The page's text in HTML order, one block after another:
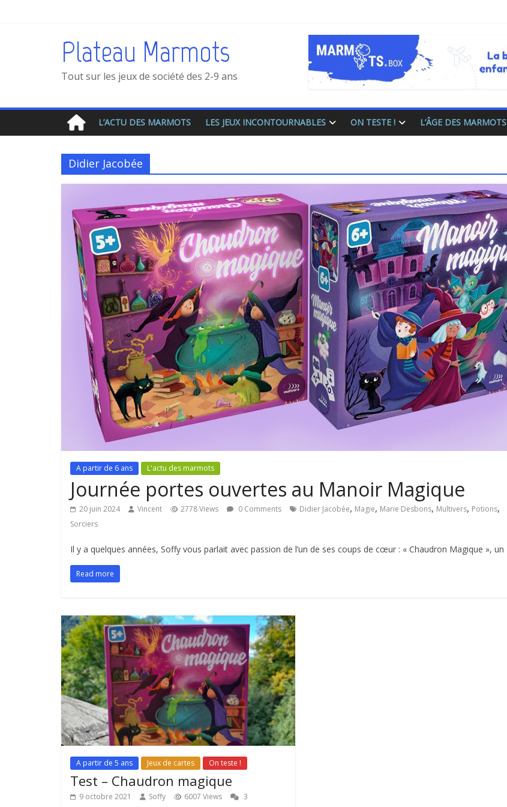
Plateau Marmots
Tout sur les jeux de société des 2-9 ans
L’ACTU DES MARMOTS LES JEUX INCONTOURNABLES ON TESTE ! L’ÂGE DES MARMOTS
Didier Jacobée
A partir de 6 ans L'actu des marmots
Journée portes ouvertes au Manoir Magique
20 juin 2024 Vincent 2778 Views 0 Comments Didier Jacobée, Magie, Marie Desbons, Multivers, Potions,
Sorciers
Il y a quelques années, Soffy vous parlait avec passion de l’un de ses coups de cœur : « Chaudron Magique », un
Read more
A partir de 5 ans Jeux de cartes On teste !
Test – Chaudron magique
9 octobre 2021 Soffy 6007 Views
3